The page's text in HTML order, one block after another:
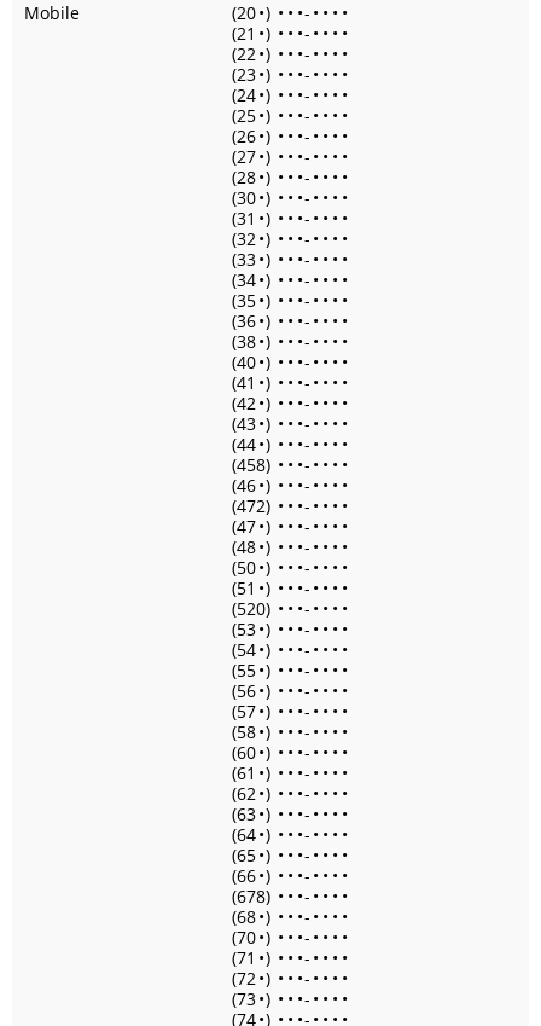
Mobile
(20•) • • •- • • • •
(21 •) • • •- • • • •
(22•) • • •- • • • •
(23•) • • •- • • • •
(24•) • • •- • • • •
(25•) • • •- • • • •
(26•) • • •- • • • •
(27•) • • •- • • • •
(28•) • • •- • • • •
(30•) • • •- • • • •
(31 •) • • •- • • • •
(32•) • • •- • • • •
(33•) • • •- • • • •
(34•) • • •- • • • •
(35•) • • •- • • • •
(36•) • • •- • • • •
(38•) • • •- • • • •
(40•) • • •- • • • •
(41 •) • • •- • • • •
(42•) • • •- • • • •
(43•) • • •- • • • •
(44•) • • •- • • • •
(458) • • •- • • • •
(46•) • • •- • • • •
(472) • • •- • • • •
(47•) • • •- • • • •
(48•) • • •- • • • •
(50•) • • •- • • • •
(51 •) • • •- • • • •
(520) • • •- • • • •
(53•) • • •- • • • •
(54•) • • •- • • • •
(55•) • • •- • • • •
(56•) • • •- • • • •
(57•) • • •- • • • •
(58•) • • •- • • • •
(60•) • • •- • • • •
(61 •) • • •- • • • •
(62•) • • •- • • • •
(63•) • • •- • • • •
(64•) • • •- • • • •
(65•) • • •- • • • •
(66•) • • •- • • • •
(678) • • •- • • • •
(68•) • • •- • • • •
(70•) • • •- • • • •
(71 •) • • •- • • • •
(72•) • • •- • • • •
(73•) • • •- • • • •
(74•) • • •- • • • •